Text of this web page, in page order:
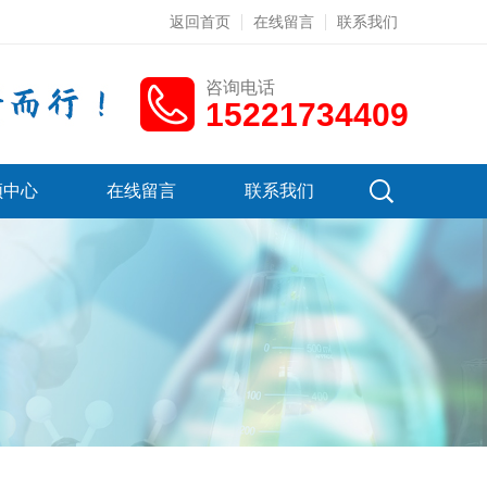
返回首页 在线留言 联系我们
咨询电话
15221734409
心 在线留言 联系我们